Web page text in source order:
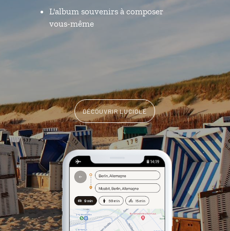
L'album souvenirs à composer
vous-même
DÉCOUVRIR LUCIOLE